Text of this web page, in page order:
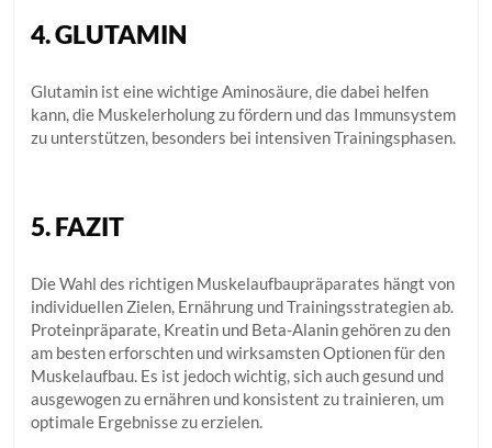
4. GLUTAMIN
Glutamin ist eine wichtige Aminosäure, die dabei helfen
kann, die Muskelerholung zu fördern und das Immunsystem
zu unterstützen, besonders bei intensiven Trainingsphasen.
5. FAZIT
Die Wahl des richtigen Muskelaufbaupräparates hängt von
individuellen Zielen, Ernährung und Trainingsstrategien ab.
Proteinpräparate, Kreatin und Beta-Alanin gehören zu den
am besten erforschten und wirksamsten Optionen für den
Muskelaufbau. Es ist jedoch wichtig, sich auch gesund und
ausgewogen zu ernähren und konsistent zu trainieren, um
optimale Ergebnisse zu erzielen.